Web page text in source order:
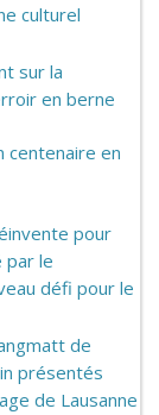
culturel
sur la
en berne
centenaire en
pour
par le
défi pour le
de
présentés
de Lausanne